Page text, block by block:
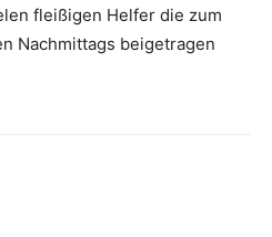
fleißigen Helfer die zum
Nachmittags beigetragen